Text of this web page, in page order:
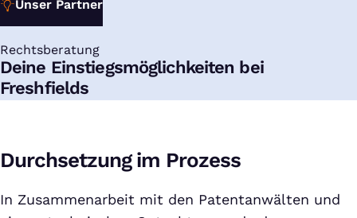
Unser Partner
Rechtsberatung
:
Deine Einstiegsmöglichkeiten bei
Freshfields
Durchsetzung im Prozess
In Zusammenarbeit mit den Patentanwälten und